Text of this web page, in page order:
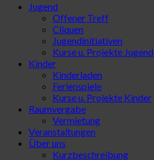
Jugend
Offener Treff
Cliquen
Jugendinitiativen
Kurse u. Projekte Jugend
Kinder
Kinderladen
Ferienspiele
Kurse u. Projekte Kinder
Raumvergabe
Vermietung
Veranstaltungen
Über uns
Kurzbeschreibung